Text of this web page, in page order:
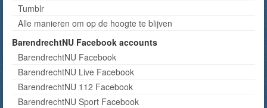
Tumblr
Alle manieren om op de hoogte te blijven
BarendrechtNU Facebook accounts
BarendrechtNU Facebook
BarendrechtNU Live Facebook
BarendrechtNU 112 Facebook
BarendrechtNU Sport Facebook